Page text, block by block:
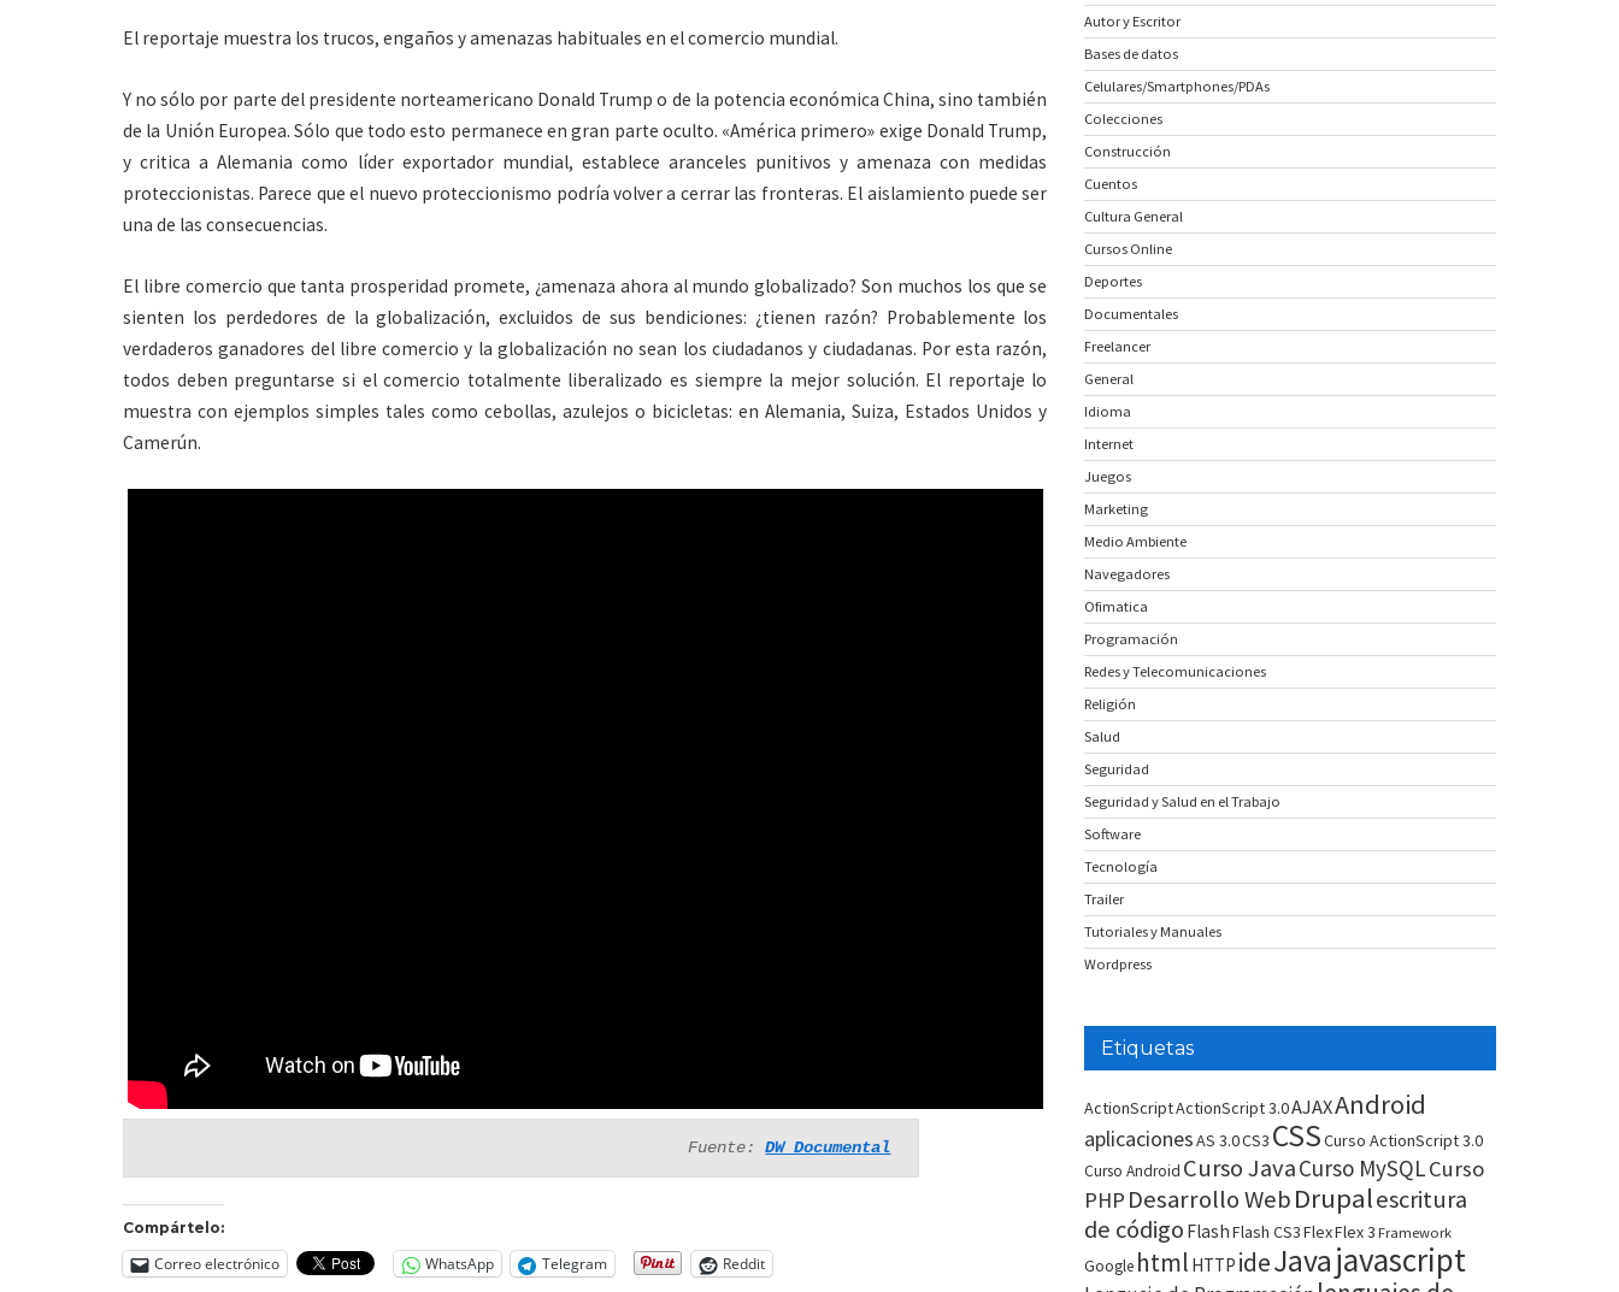
El reportaje muestra los trucos, engaños y amenazas habituales en el comercio mundial.
Y no sólo por parte del presidente norteamericano Donald Trump o de la potencia económica China, sino también
de la Unión Europea. Sólo que todo esto permanece en gran parte oculto. «América primero» exige Donald Trump,
y critica a Alemania como líder exportador mundial, establece aranceles punitivos y amenaza con medidas
proteccionistas. Parece que el nuevo proteccionismo podría volver a cerrar las fronteras. El aislamiento puede ser
una de las consecuencias.
El libre comercio que tanta prosperidad promete, ¿amenaza ahora al mundo globalizado? Son muchos los que se
sienten los perdedores de la globalización, excluidos de sus bendiciones: ¿tienen razón? Probablemente los
verdaderos ganadores del libre comercio y la globalización no sean los ciudadanos y ciudadanas. Por esta razón,
todos deben preguntarse si el comercio totalmente liberalizado es siempre la mejor solución. El reportaje lo
muestra con ejemplos simples tales como cebollas, azulejos o bicicletas: en Alemania, Suiza, Estados Unidos y
Camerún.
Fuente: DW Documental
Compártelo:
Correo electrónico WhatsApp Telegram Reddit
Autor y Escritor
Bases de datos
Celulares/Smartphones/PDAs
Colecciones
Construcción
Cuentos
Cultura General
Cursos Online
Deportes
Documentales
Freelancer
General
Idioma
Internet
Juegos
Marketing
Medio Ambiente
Navegadores
Ofimatica
Programación
Redes y Telecomunicaciones
Religión
Salud
Seguridad
Seguridad y Salud en el Trabajo
Software
Tecnología
Trailer
Tutoriales y Manuales
Wordpress
Etiquetas
ActionScriptActionScript 3.0AJAXAndroid
aplicacionesAS 3.0CS3 CSSCurso ActionScript 3.0
Curso Android Curso JavaCurso MySQLCurso
PHP Desarrollo WebDrupalescritura
de código FlashFlash CS3FlexFlex 3 Framework
Google html HTTP ideJavajavascript